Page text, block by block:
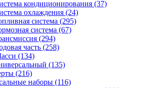
кондиционирования (37)
охлаждения (24)
система (295)
система (67)
(294)
часть (258)
(134)
(135)
(216)
наборы (116)